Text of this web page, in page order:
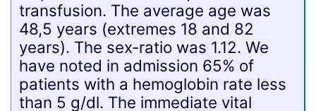
transfusion. The average age was
48,5 years (extremes 18 and 82
years). The sex-ratio was 1.12. We
have noted in admission 65% of
patients with a hemoglobin rate less
than 5 g/dl. The immediate vital